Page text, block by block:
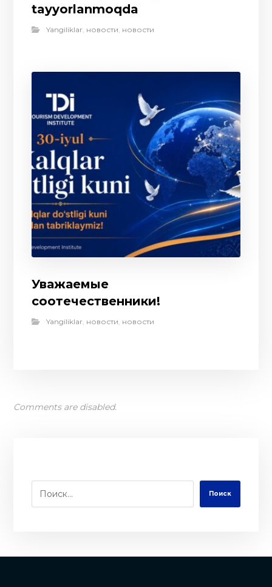
tayyorlanmoqda
Yangiliklar новости новости
Уважаемые
соотечественники!
Yangiliklar новости новости
Comments are disabled.
Поиск